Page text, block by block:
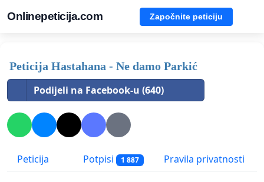
Onlinepeticija.com Započnite peticiju
Peticija Hastahana - Ne damo Parkić
Podijeli na Facebook-u (640)
Peticija Potpisi 1 887 Pravila privatnosti